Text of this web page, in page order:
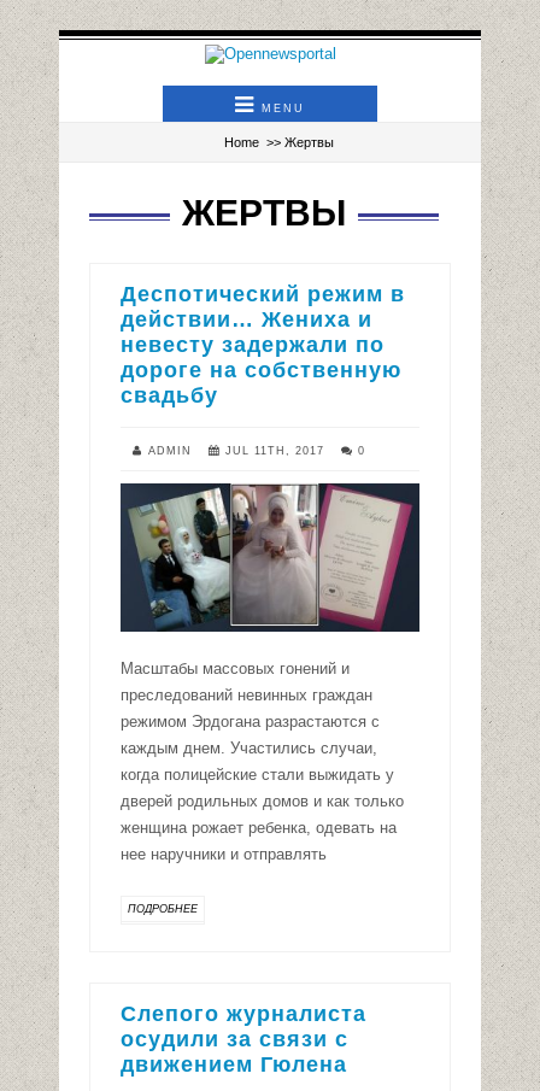
MENU
Home >> Жертвы
ЖЕРТВЫ
Деспотический режим в
действии… Жениха и
невесту задержали по
дороге на собственную
свадьбу
ADMIN JUL 11TH, 2017 0
Масштабы массовых гонений и
преследований невинных граждан
режимом Эрдогана разрастаются с
каждым днем. Участились случаи,
когда полицейские стали выжидать у
дверей родильных домов и как только
женщина рожает ребенка, одевать на
нее наручники и отправлять
ПОДРОБНЕЕ
Слепого журналиста
осудили за связи с
движением Гюлена